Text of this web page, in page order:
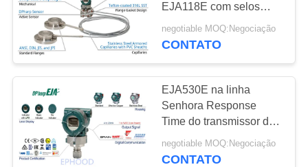
SOLICITE UM
ORÇAMENTO
MAPA
DO
SITE
EJA118E com selos
remotos do diafragma
negotiable MOQ:Negociação
CONTATO
EJA530E na linha
Senhora Response
Time do transmissor de
pressão diferencial 90
da montagem
negotiable MOQ:Negociação
CONTATO